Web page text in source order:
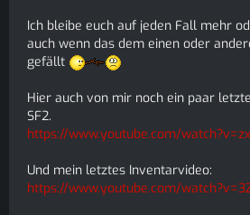
Ich bleibe euch auf jeden Fall mehr
auch wenn das dem einen oder
gefällt
Hier auch von mir noch ein paar
SF2.
https://www.youtube.com/
Und mein letztes Inventarvideo:
https://www.youtube.com/